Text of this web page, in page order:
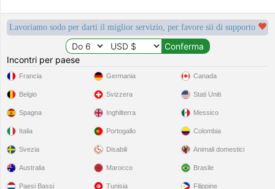
Lavoriamo sodo per darti il miglior servizio, per favore sii di supporto
Incontri per paese
Francia
Belgio
Spagna
Italia
Svezia
Germania
Svizzera
Inghilterra
Portogallo
Disabili
Canada
Stati Uniti
Messico
Colombia
Animali domestici
Australia
Paesi Bassi
Marocco
Tunisia
Brasile
Filippine